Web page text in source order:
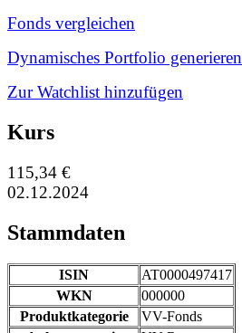
Fonds vergleichen
Dynamisches Portfolio generieren
Zur Watchlist hinzufügen
Kurs
115,34 €
02.12.2024
Stammdaten
ISIN
AT0000497417
WKN
000000
Produktkategorie
VV-Fonds